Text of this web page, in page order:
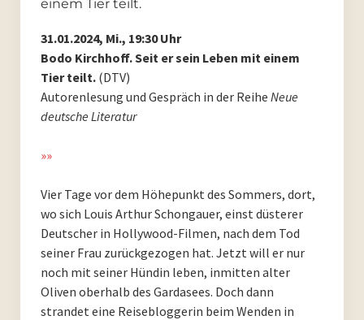
PoesieFest 2024
PoesieFest 2023
PoesieFest 2022
PoesieFest 2021
PoesieFest 2020. Das 10. Jahr.
PoesieFest 2019
PoesieFest 2018
PoesieFest 2017
einem Tier teilt.
31.01.2024, Mi., 19:30 Uhr
Bodo Kirchhoff. Seit er sein Leben mit einem
Tier teilt.(DTV)
Autorenlesung und Gespräch in der Reihe Neue
deutsche Literatur
»»
Vier Tage vor dem Höhepunkt des Sommers, dort,
wo sich Louis Arthur Schongauer, einst düsterer
Deutscher in Hollywood-Filmen, nach dem Tod
seiner Frau zurückgezogen hat. Jetzt will er nur
noch mit seiner Hündin leben, inmitten alter
Oliven oberhalb des Gardasees. Doch dann
strandet eine Reisebloggerin beim Wenden in